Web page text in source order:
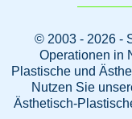
© 2003 - 2026 -
Operationen in
Plastische und
Nutzen Sie
Ästhetisch-